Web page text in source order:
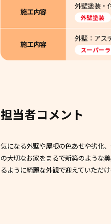
施工内容
外壁塗装・
外壁塗装
施工内容
外壁：アス
スーパー
担当者コメント
気になる外壁や屋根の色あせや劣化
の大切なお家をまるで新築のような
るように綺麗な外観で迎えていただ